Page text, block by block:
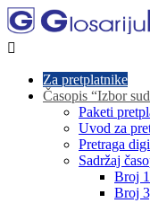

Za pretplatnike
Časopis “Izbor
Paketi
Uvod za
Pretraga
Sadržaj
Broj
Broj